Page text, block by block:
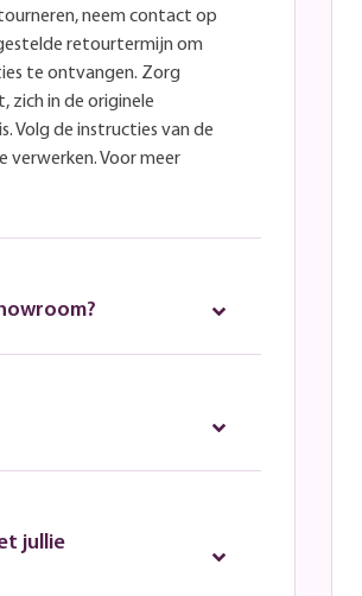
neem contact op
retourtermijn om
te ontvangen. Zorg
zich in de originele
Volg de instructies van de
verwerken. Voor meer
jullie